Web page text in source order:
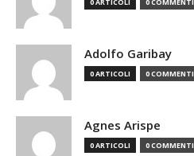
Adolfo Garibay
0 ARTICOLI 0 COMMENTI
Agnes Arispe
0 ARTICOLI 0 COMMENTI